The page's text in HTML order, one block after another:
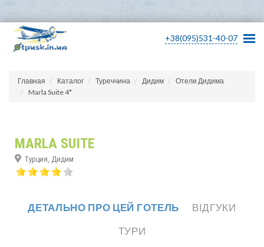
+38(095)531-40-07
Главная Каталог Туреччина Дидим
Отели Дидима
Marla Suite 4*
MARLA SUITE
Турция, Дидим
ДЕТАЛЬНО ПРО ЦЕЙ ГОТЕЛЬ
ВІДГУКИ
ТУРИ